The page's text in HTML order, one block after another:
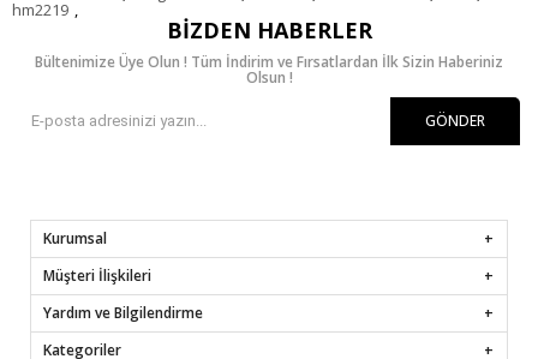
hm2219
BIZDEN HABERLER
Bültenimize Üye Olun ! Tüm İndirim ve Fırsatlardan İlk Sizin Haberiniz
Olsun !
GÖNDER
Kurumsal
Müşteri İlişkileri
Yardım ve Bilgilendirme
Kategoriler